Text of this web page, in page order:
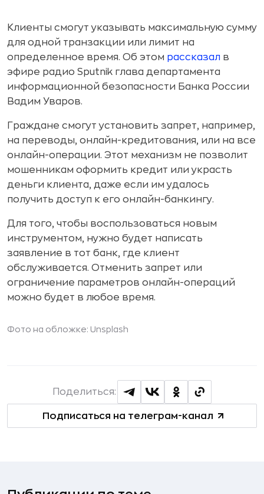
Клиенты смогут указывать максимальную сумму
для одной транзакции или лимит на
определенное время. Об этом рассказал в
эфире радио Sputnik глава департамента
информационной безопасности Банка России
Вадим Уваров.
Граждане смогут установить запрет, например,
на переводы, онлайн-кредитования, или на все
онлайн-операции. Этот механизм не позволит
мошенникам оформить кредит или украсть
деньги клиента, даже если им удалось
получить доступ к его онлайн-банкингу.
Для того, чтобы воспользоваться новым
инструментом, нужно будет написать
заявление в тот банк, где клиент
обслуживается. Отменить запрет или
ограничение параметров онлайн-операций
можно будет в любое время.
Фото на обложке: Unsplash
Подписаться на телеграм-канал
Поделиться: